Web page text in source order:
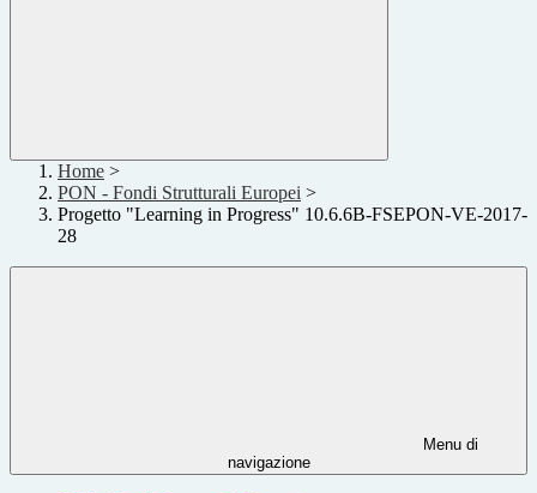
Home >
PON - Fondi Strutturali Europei >
Progetto "Learning in Progress" 10.6.6B-FSEPON-VE-2017-
28
Menu di
navigazione